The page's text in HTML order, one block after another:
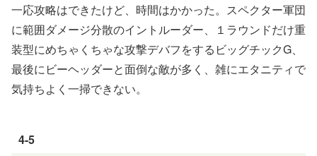
一応攻略はできたけど、時間はかかった。スペクター軍団
に範囲ダメージ分散のイントルーダー、１ラウンドだけ重
装型にめちゃくちゃな攻撃デバフをするビッグチックG、
最後にビーヘッダーと面倒な敵が多く、雑にエタニティで
気持ちよく一掃できない。
4-5